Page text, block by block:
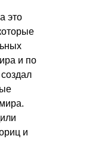
это
и по
и